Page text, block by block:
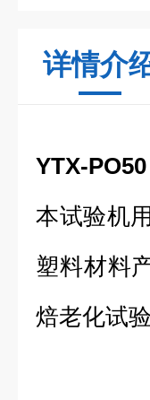
详情介
YTX-
本试验机
塑料材料
焙老化试